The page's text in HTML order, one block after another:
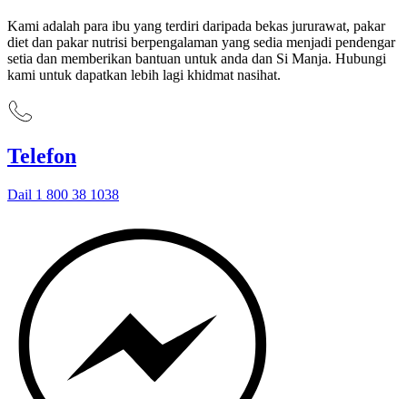
Kami adalah para ibu yang terdiri daripada bekas jururawat, pakar
diet dan pakar nutrisi berpengalaman yang sedia menjadi pendengar
setia dan memberikan bantuan untuk anda dan Si Manja. Hubungi
kami untuk dapatkan lebih lagi khidmat nasihat.
Telefon
Dail 1 800 38 1038